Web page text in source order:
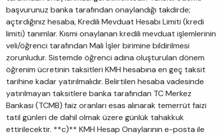
başvurunuz banka tarafından onaylandığı takdirde;
açtırdığınız hesaba, Kredili Mevduat Hesabı Limiti (kredi
limiti) tanımlar. Kısmi onaylanan kredili mevduat işlemlerinin
veli/öğrenci tarafından Mali İşler birimine bildirilmesi
zorunludur. Sistemde öğrenci adına oluşturulan dönem
öğrenim ücretinin taksitleri KMH hesabına en geç taksit
tarihine kadar yatırılmalıdır. Belirtilen hesaba vadesinde
yatırılmayan taksitlere banka tarafından TC Merkez
Bankası (TCMB) faiz oranları esas alınarak temerrüt faizi
tatil günleri de dahil olmak üzere günlük tahakkuk
ettirilecektir. **c)** KMH Hesap Onaylarının e-posta ile